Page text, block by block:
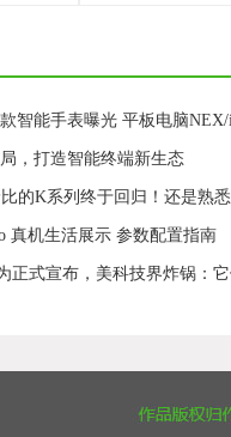
，打造智能终端新生态
真机生活展示 参数配置指南